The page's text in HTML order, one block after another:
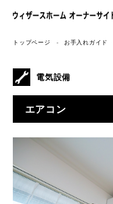
トップページ お手入れガイド
電気設備
エアコン